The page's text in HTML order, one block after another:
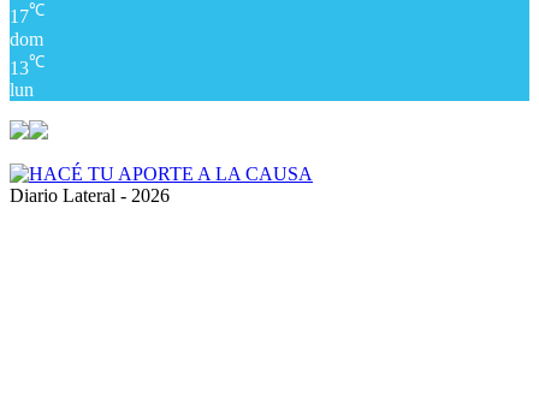
17℃
dom
13℃
lun
Diario Lateral - 2026